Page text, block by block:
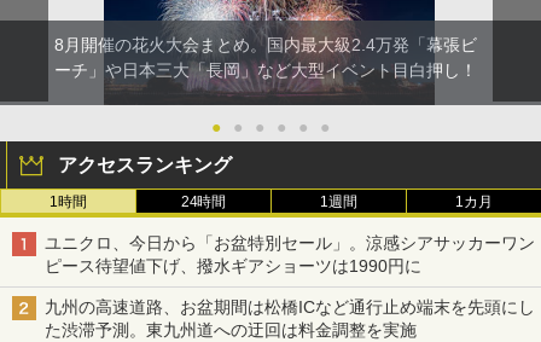
8月開催の花火大会まとめ。国内最大級2.4万発「幕張ビ
ーチ」や日本三大「長岡」など大型イベント目白押し！
● ● ● ● ● ●
アクセスランキング
1時間 24時間 1週間 1カ月
ユニクロ、今日から「お盆特別セール」。涼感シアサッカーワン
ピース待望値下げ、撥水ギアショーツは1990円に
九州の高速道路、お盆期間は松橋ICなど通行止め端末を先頭にし
た渋滞予測。東九州道への迂回は料金調整を実施